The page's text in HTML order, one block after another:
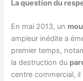
La question du
En mai 2013, un
ampleur inédite a
premier temps,
la destruction du
centre commercial,